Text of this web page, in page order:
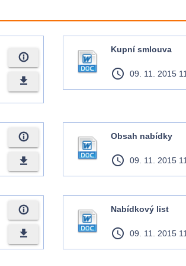
info_outline
file_download
Kupní smlouva
access_time 09. 11. 2015
info_outline
file_download
Obsah nabídky
access_time 09. 11. 2015
info_outline
file_download
Nabídkový list
access_time 09. 11. 2015